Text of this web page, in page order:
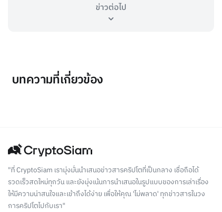
ข่าวต่อไป
บทความที่เกี่ยวข้อง
"ที่ CryptoSiam เรามุ่งมั่นนำเสนอข่าวสารคริปโตที่เป็นกลาง เชื่อถือได้
รวดเร็วสดใหม่ทุกวัน และยังมุ่งเน้นการนำเสนอในรูปแบบของการเล่าเรื่อง
ให้มีความน่าสนใจและเข้าถึงได้ง่าย เพื่อให้คุณ 'ไม่พลาด' ทุกข่าวสารในวง
การคริปโตไปกับเรา"